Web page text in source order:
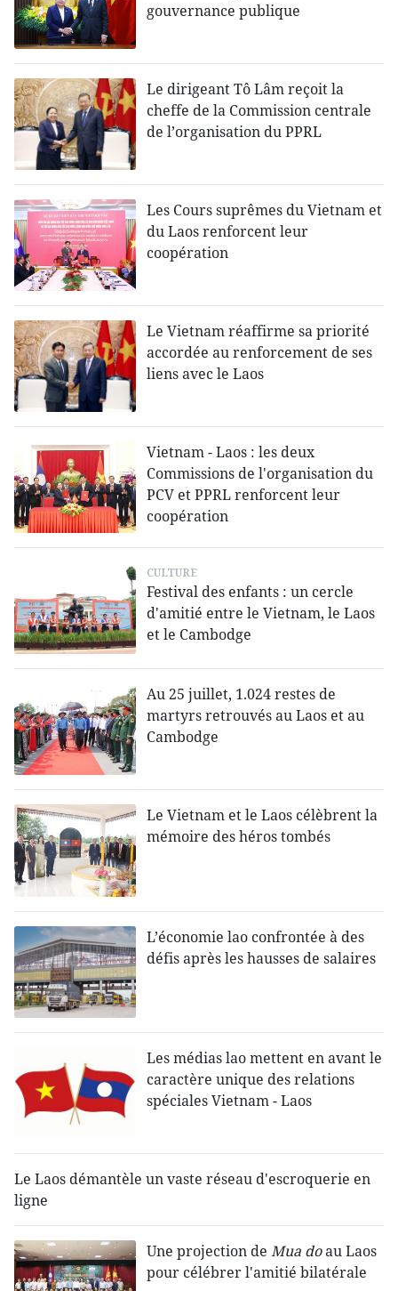
gouvernance publique
Le dirigeant Tô Lâm reçoit la
cheffe de la Commission centrale
de l’organisation du PPRL
Les Cours suprêmes du Vietnam et
du Laos renforcent leur
coopération
Le Vietnam réaffirme sa priorité
accordée au renforcement de ses
liens avec le Laos
Vietnam - Laos : les deux
Commissions de l'organisation du
PCV et PPRL renforcent leur
coopération
CULTURE
Festival des enfants : un cercle
d'amitié entre le Vietnam, le Laos
et le Cambodge
Au 25 juillet, 1.024 restes de
martyrs retrouvés au Laos et au
Cambodge
Le Vietnam et le Laos célèbrent la
mémoire des héros tombés
L’économie lao confrontée à des
défis après les hausses de salaires
Les médias lao mettent en avant le
caractère unique des relations
spéciales Vietnam - Laos
Le Laos démantèle un vaste réseau d'escroquerie en
ligne
Une projection de Mua doau Laos
pour célébrer l'amitié bilatérale